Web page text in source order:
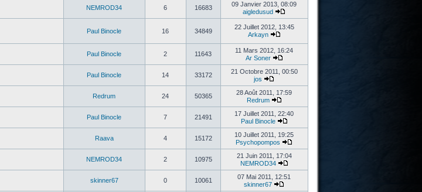
NEMROD34 6 16683
09 Janvier 2013, 08:09
aigledusud
Paul Binocle 16 34849
22 Juillet 2012, 13:45
Arkayn
Paul Binocle 2 11643
11 Mars 2012, 16:24
Ar Soner
Paul Binocle 14 33172
21 Octobre 2011, 00:50
jos
Redrum 24 50365
28 Août 2011, 17:59
Redrum
Paul Binocle 7 21491
17 Juillet 2011, 22:40
Paul Binocle
Raava 4 15172
10 Juillet 2011, 19:25
Psychopompos
NEMROD34 2 10975
21 Juin 2011, 17:04
NEMROD34
skinner67 0 10061
07 Mai 2011, 12:51
skinner67